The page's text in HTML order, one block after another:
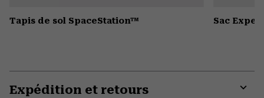
Tapis de sol SpaceStation™ Sac
Expédition et retours